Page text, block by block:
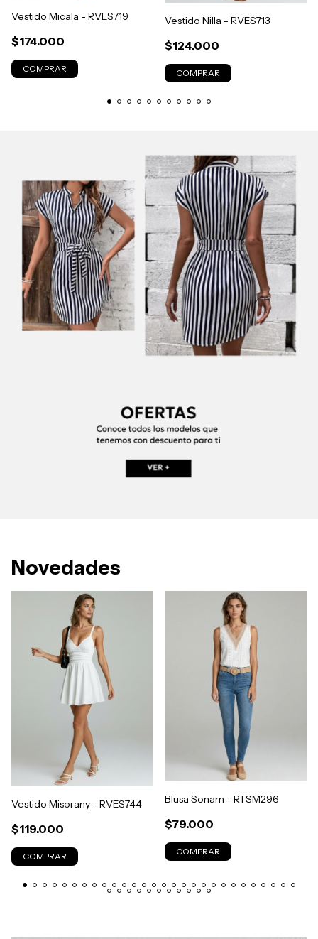
Vestido Micala - RVES719
$174.000
COMPRAR
Vestido Nilla - RVES713
$124.000
COMPRAR
Novedades
Vestido Misorany - RVES744
$119.000
COMPRAR
Blusa Sonam - RTSM296
$79.000
COMPRAR